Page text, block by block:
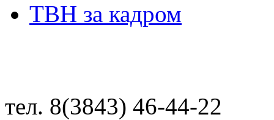
ТВН за кадром
тел. 8(3843) 46-44-22